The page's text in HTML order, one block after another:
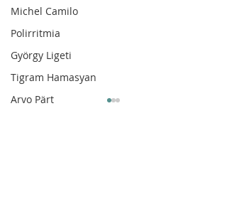
Michel Camilo
Polirritmia
György Ligeti
Tigram Hamasyan
Arvo Pärt